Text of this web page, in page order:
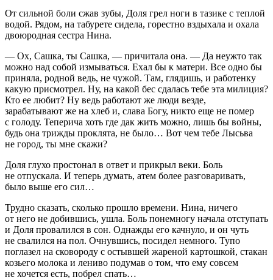
От сильной боли сжав зубы, Доля грел ноги в тазике с теплой
водой. Рядом, на табурете сидела, горестно вздыхала и охала
двоюродная сестра Нина.
— Ох, Сашка, ты Сашка, — причитала она. — Да неужто так
можно над собой измываться. Ехал бы к матери. Все одно бы
приняла, родной ведь, не чужой. Там, глядишь, и работенку
какую присмотрел. Ну, на какой бес сдалась тебе эта милиция?
Кто ее любит? Ну ведь работают же люди везде,
зарабатывают же на хлеб и, слава Богу, никто еще не помер
с голоду. Теперича хоть где дак жить можно, лишь бы войны,
будь она трижды проклята, не было… Вот чем тебе Лысьва
не город, ты мне скажи?
Доля глухо простонал в ответ и прикрыл веки. Боль
не отпускала. И теперь думать, атем более разговаривать,
было выше его сил…
Трудно сказать, сколько прошло времени. Нина, ничего
от него не добившись, ушла. Боль понемногу начала отступать
и Доля провалился в сон. Однажды его качнуло, и он чуть
не свалился на пол. Очнувшись, посидел немного. Тупо
поглазел на сковороду с остывшей жареной картошкой, стакан
козьего молока и лениво подумав о том, что ему совсем
не хочется есть, побрел спать…